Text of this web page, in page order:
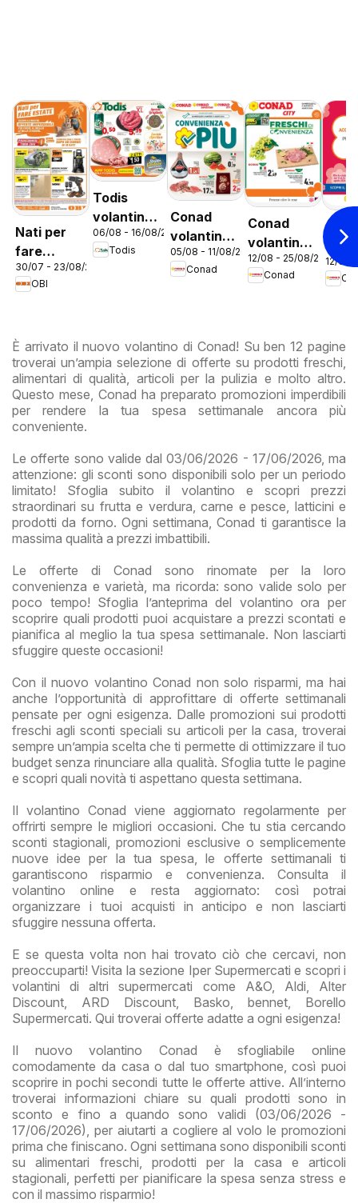
Nati per
fare
estate
30/07 - 23/08/2026
OBI
Todis
volantino
Lazio
06/08 - 16/08/2026
Todis
Conad
volantino
Convenienza
Più Lazio
05/08 - 11/08/2026
Conad
Conad
volantino
City Lazio
12/08 - 25/08/2026
Conad
City
12/08
È arrivato il nuovo volantino di Conad! Su ben 12 pagine
troverai un’ampia selezione di offerte su prodotti freschi,
alimentari di qualità, articoli per la pulizia e molto altro.
Questo mese, Conad ha preparato promozioni imperdibili
per rendere la tua spesa settimanale ancora più
conveniente.
Le offerte sono valide dal 03/06/2026 - 17/06/2026, ma
attenzione: gli sconti sono disponibili solo per un periodo
limitato! Sfoglia subito il volantino e scopri prezzi
straordinari su frutta e verdura, carne e pesce, latticini e
prodotti da forno. Ogni settimana, Conad ti garantisce la
massima qualità a prezzi imbattibili.
Le offerte di Conad sono rinomate per la loro
convenienza e varietà, ma ricorda: sono valide solo per
poco tempo! Sfoglia l’anteprima del volantino ora per
scoprire quali prodotti puoi acquistare a prezzi scontati e
pianifica al meglio la tua spesa settimanale. Non lasciarti
sfuggire queste occasioni!
Con il nuovo volantino Conad non solo risparmi, ma hai
anche l’opportunità di approfittare di offerte settimanali
pensate per ogni esigenza. Dalle promozioni sui prodotti
freschi agli sconti speciali su articoli per la casa, troverai
sempre un’ampia scelta che ti permette di ottimizzare il tuo
budget senza rinunciare alla qualità. Sfoglia tutte le pagine
e scopri quali novità ti aspettano questa settimana.
Il volantino Conad viene aggiornato regolarmente per
offrirti sempre le migliori occasioni. Che tu stia cercando
sconti stagionali, promozioni esclusive o semplicemente
nuove idee per la tua spesa, le offerte settimanali ti
garantiscono risparmio e convenienza. Consulta il
volantino online e resta aggiornato: così potrai
organizzare i tuoi acquisti in anticipo e non lasciarti
sfuggire nessuna offerta.
E se questa volta non hai trovato ciò che cercavi, non
preoccuparti! Visita la sezione Iper Supermercati e scopri i
volantini di altri supermercati come A&O, Aldi, Alter
Discount, ARD Discount, Basko, bennet, Borello
Supermercati. Qui troverai offerte adatte a ogni esigenza!
Il nuovo volantino Conad è sfogliabile online
comodamente da casa o dal tuo smartphone, così puoi
scoprire in pochi secondi tutte le offerte attive. All’interno
troverai informazioni chiare su quali prodotti sono in
sconto e fino a quando sono validi (03/06/2026 -
17/06/2026), per aiutarti a cogliere al volo le promozioni
prima che finiscano. Ogni settimana sono disponibili sconti
su alimentari freschi, prodotti per la casa e articoli
stagionali, perfetti per pianificare la spesa senza stress e
con il massimo risparmio!